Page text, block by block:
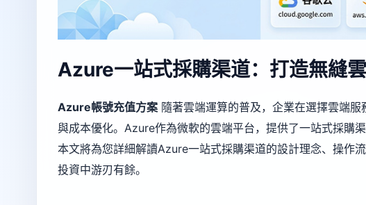
Azure一站式採購渠道：打造無縫
Azure帳號充值方案 隨著雲端運算的普及，企業在選擇雲端
與成本優化。Azure作為微軟的雲端平台，提供了一站式採購
本文將為您詳細解讀Azure一站式採購渠道的設計理念、操作
投資中游刃有餘。